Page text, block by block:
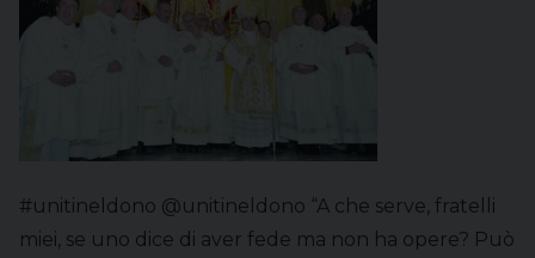
#unitineldono @unitineldono “A che serve, fratelli
miei, se uno dice di aver fede ma non ha opere? Può